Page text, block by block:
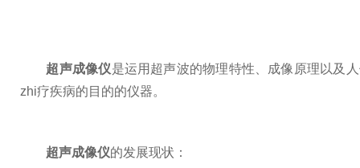
超声成像仪是运用超声波的物理特性、成像原理以及
zhi疗疾病的目的的仪器。
超声成像仪的发展现状：